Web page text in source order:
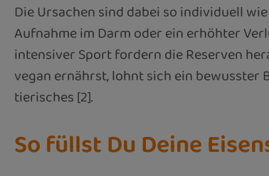
Die Ursachen sind dabei so individuell
Aufnahme im Darm oder ein erhöhter
intensiver Sport fordern die Reserven
vegan ernährst, lohnt sich ein bewusster
tierisches [2].
So füllst Du Deine